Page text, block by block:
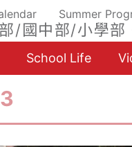
Summer
/國中部/小學部
School Life